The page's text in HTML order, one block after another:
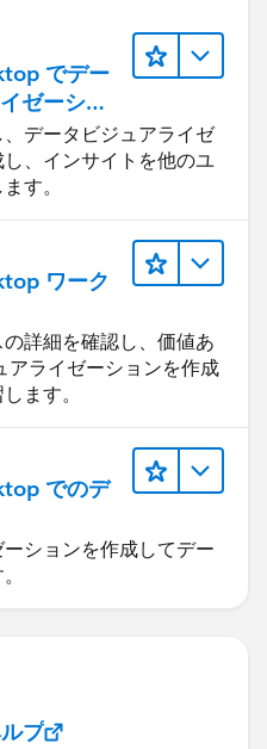
でデー
ゼーショ
データビジュアライゼ
、インサイトを他のユ
す。
ワーク
詳細を確認し、価値あ
アライゼーションを作成
ます。
でのデ
ションを作成してデー
プ